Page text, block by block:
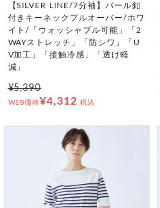
【SILVER LINE/7分袖】パール釦
付きキーネックプルオーバー/ホワ
イト/「ウォッシャブル可能」「2
WAYストレッチ」「防シワ」「U
V加工」「接触冷感」「透け軽
減」
¥5,390
WEB価格¥4,312 税込